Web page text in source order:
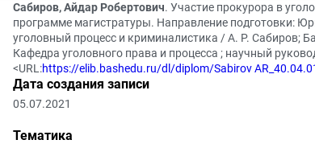
Сабиров, Айдар Робертович. Участие прокурора в
программе магистратуры. Направление подготовки:
уголовный процесс и криминалистика / А. Р. Сабиров;
Кафедра уголовного права и процесса ; научный
<URL:https://elib.bashedu.ru/dl/diplom/Sabirov
Дата создания записи
05.07.2021
Тематика